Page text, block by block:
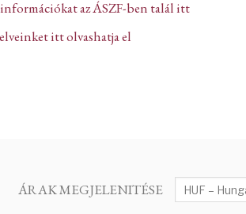
az ÁSZF-ben talál itt
itt olvashatja el
ÁRAK MEGJELENITÉSE